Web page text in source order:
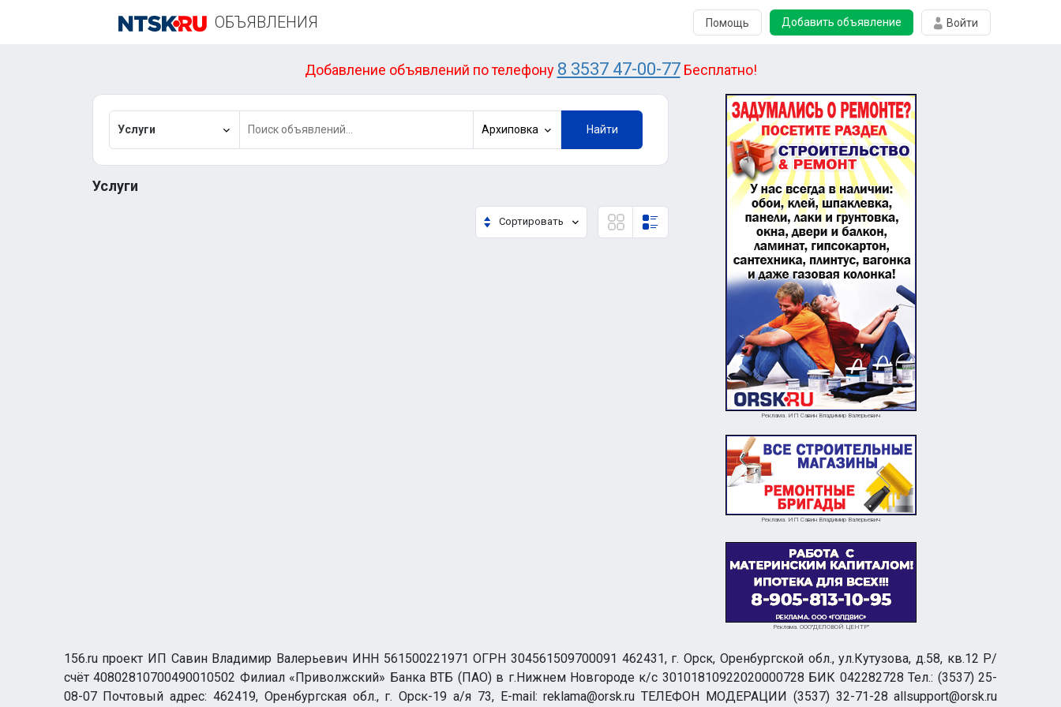
ОБЪЯВЛЕНИЯ Помощь Добавить объявление Войти
Добавление объявлений по телефону 8 3537 47-00-77Бесплатно!
Услуги Архиповка Найти
Услуги
Сортировать
Реклама. ИП Савин Владимир Валерьевич
Реклама. ИП Савин Владимир Валерьевич
Реклама. ООО"ДЕЛОВОЙ ЦЕНТР"
156.ru проект ИП Савин Владимир Валерьевич ИНН 561500221971 ОГРН 304561509700091 462431, г. Орск, Оренбургской обл., ул.Кутузова, д.58, кв.12 Р/
счёт 40802810700490010502 Филиал «Приволжский» Банка ВТБ (ПАО) в г.Нижнем Новгороде к/с 30101810922020000728 БИК 042282728 Тел.: (3537) 25-
08-07 Почтовый адрес: 462419, Оренбургская обл., г. Орск-19 а/я 73, E-mail: reklama@orsk.ru ТЕЛЕФОН МОДЕРАЦИИ (3537) 32-71-28 allsupport@orsk.ru